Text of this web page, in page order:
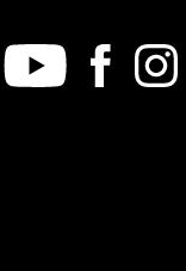
Youtube Facebook